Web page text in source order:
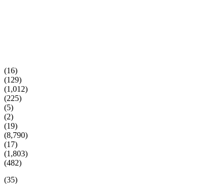
(16)
(129)
(1,012)
(225)
(5)
(2)
(19)
(8,790)
(17)
(1,803)
(482)
(35)